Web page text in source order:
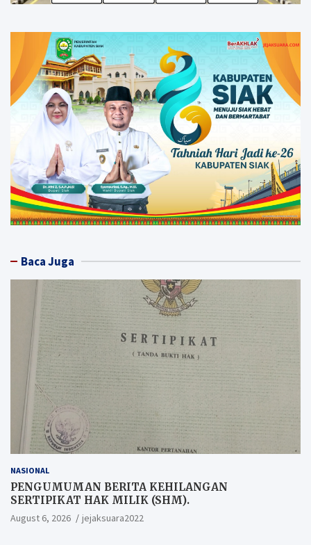
Baca Juga
NASIONAL
PENGUMUMAN BERITA KEHILANGAN
SERTIPIKAT HAK MILIK (SHM).
August 6, 2026 jejaksuara2022